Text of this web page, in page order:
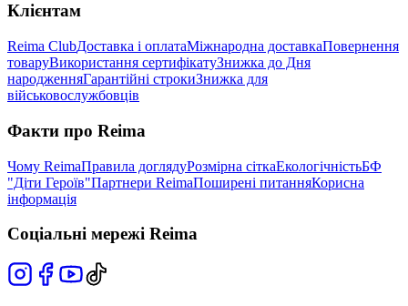
Клієнтам
Reima ClubДоставка і оплатаМіжнародна доставкаПовернення
товаруВикористання сертифікатуЗнижка до Дня
народженняГарантійні строкиЗнижка для
військовослужбовців
Факти про Reima
Чому ReimaПравила доглядуРозмірна сіткаЕкологічністьБФ
"Діти Героїв"Партнери ReimaПоширені питанняКорисна
інформація
Соціальні мережі Reima